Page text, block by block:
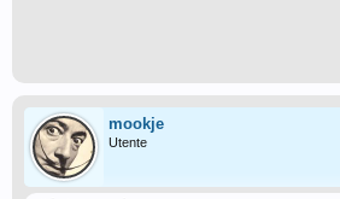
mookje
Utente